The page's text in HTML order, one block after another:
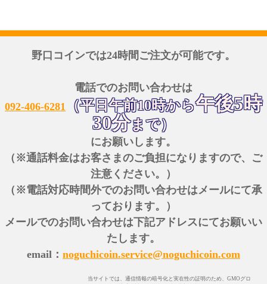
野口コインでは24時間ご注文が可能です。
電話でのお問い合わせは
092-406-6281
（平日午前10時から午後5時
30分まで）
にお願いします。
（※通話料金はお客さまのご負担になりますので、ご
注意ください。）
（※電話対応時間外でのお問い合わせはメールにて承
っております。）
メールでのお問い合わせは下記アドレスにてお願いい
たします。
email： noguchicoin.service@noguchicoin.com
当サイトでは、通信情報の暗号化と実在性の証明のため、GMOグロ